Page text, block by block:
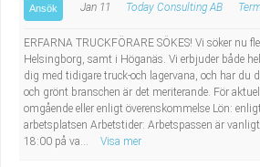
Ansök Jan 11 Today Consulting AB
ERFARNA TRUCKFÖRARE SÖKES! Vi söker nu
Helsingborg, samt i Höganäs. Vi erbjuder både
dig med tidigare truck-och lagervana, och har du
och grönt branschen är det meriterande. För
omgående eller enligt överenskommelse Lön:
arbetsplatsen Arbetstider: Arbetspassen är
18:00 på va...
Visa mer